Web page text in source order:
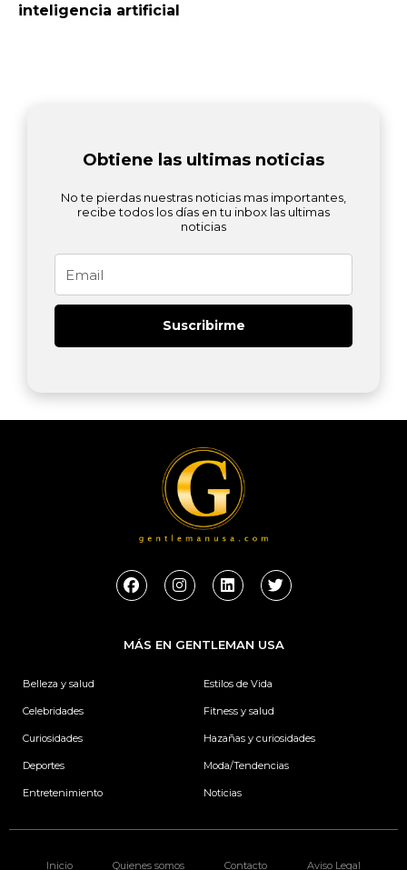
inteligencia artificial
Obtiene las ultimas noticias
No te pierdas nuestras noticias mas importantes,
recibe todos los días en tu inbox las ultimas
noticias
Suscribirme
F
a
c
b
o
I
n
s
a
g
L
i
n
e
d
n
T
w
i
t
e
MÁS EN GENTLEMAN USA
Belleza y salud
Celebridades
Curiosidades
Deportes
Entretenimiento
Estilos de Vida
Fitness y salud
Hazañas y curiosidades
Moda/Tendencias
Noticias
Inicio Quienes somos Contacto Aviso Legal